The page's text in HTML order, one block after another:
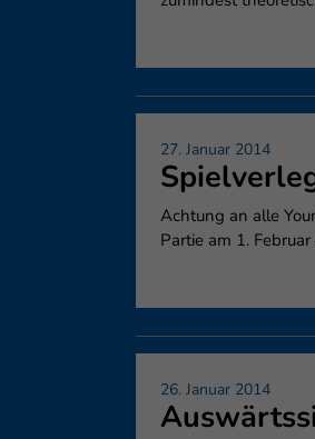
27. Januar 2014
Achtung an alle
Partie am 1.
26. Januar 2014